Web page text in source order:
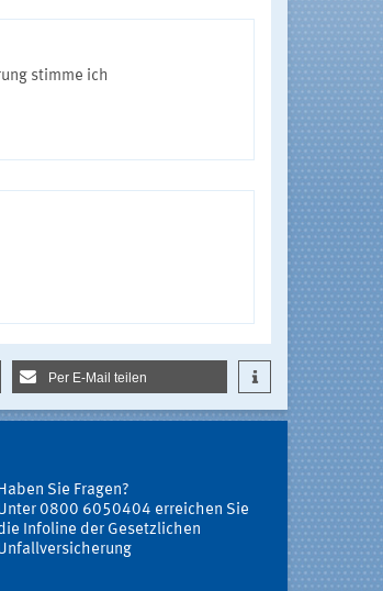
stimme ich
Per E-Mail teilen
Haben Sie Fragen?
0800 6050404 erreichen Sie
Infoline der Gesetzlichen